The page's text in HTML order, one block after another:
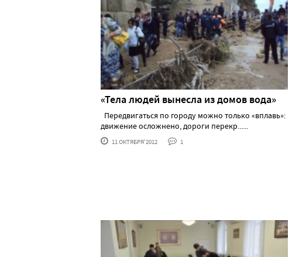
«Тела людей вынесла из домов вода»
Передвигаться по городу можно только «вплавь»:
движение осложнено, дороги перекр......
11 ОКТЯБРЯ'2012 1